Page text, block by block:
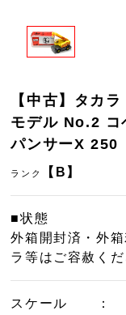
【中古】タカ
モデル No.2 コ
パンサーX 250
ランク 【B】
■状態
外箱開封済・外
ラ等はご容赦くだ
スケール
：